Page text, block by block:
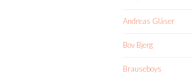
Andreas Gläser
Bov Bjerg
Brauseboys